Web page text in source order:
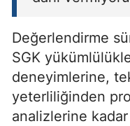
Değerlendirme
SGK
deneyimlerine,
yeterliliğinden
analizlerine